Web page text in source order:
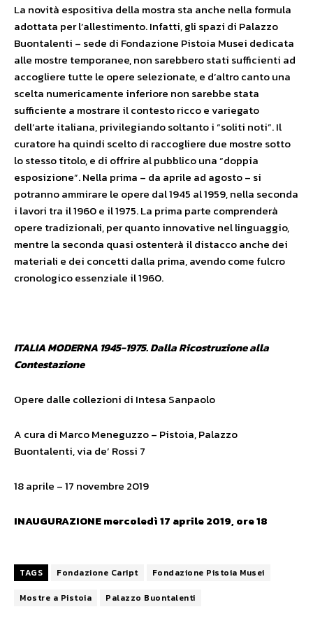
La novità espositiva della mostra sta anche nella formula
adottata per l’allestimento. Infatti, gli spazi di Palazzo
Buontalenti – sede di Fondazione Pistoia Musei dedicata
alle mostre temporanee, non sarebbero stati sufficienti ad
accogliere tutte le opere selezionate, e d’altro canto una
scelta numericamente inferiore non sarebbe stata
sufficiente a mostrare il contesto ricco e variegato
dell’arte italiana, privilegiando soltanto i “soliti noti”. Il
curatore ha quindi scelto di raccogliere due mostre sotto
lo stesso titolo, e di offrire al pubblico una “doppia
esposizione”. Nella prima – da aprile ad agosto – si
potranno ammirare le opere dal 1945 al 1959, nella seconda
i lavori tra il 1960 e il 1975. La prima parte comprenderà
opere tradizionali, per quanto innovative nel linguaggio,
mentre la seconda quasi ostenterà il distacco anche dei
materiali e dei concetti dalla prima, avendo come fulcro
cronologico essenziale il 1960.
ITALIA MODERNA 1945-1975. Dalla Ricostruzione alla
Contestazione
Opere dalle collezioni di Intesa Sanpaolo
A cura di Marco Meneguzzo – Pistoia, Palazzo
Buontalenti, via de’ Rossi 7
18 aprile – 17 novembre 2019
INAUGURAZIONE mercoledì 17 aprile 2019, ore 18
TAGS Fondazione Caript
Fondazione Pistoia Musei
Mostre a Pistoia
Palazzo Buontalenti